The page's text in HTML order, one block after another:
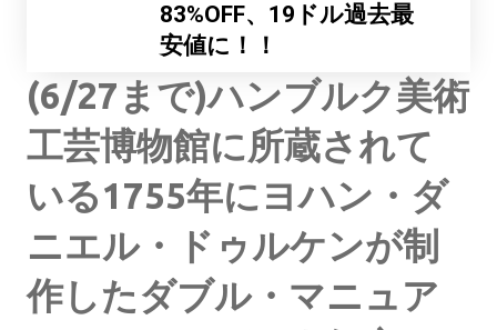
83%OFF、19ドル過去最
安値に！！
(6/27まで)ハンブルク美術
工芸博物館に所蔵されて
いる1755年にヨハン・ダ
ニエル・ドゥルケンが制
作したダブル・マニュア